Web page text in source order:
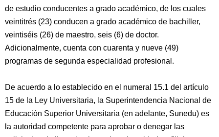
de estudio conducentes a grado académico, de los cuales
veintitrés (23) conducen a grado académico de bachiller,
veintiséis (26) de maestro, seis (6) de doctor.
Adicionalmente, cuenta con cuarenta y nueve (49)
programas de segunda especialidad profesional.
De acuerdo a lo establecido en el numeral 15.1 del artículo
15 de la Ley Universitaria, la Superintendencia Nacional de
Educación Superior Universitaria (en adelante, Sunedu) es
la autoridad competente para aprobar o denegar las